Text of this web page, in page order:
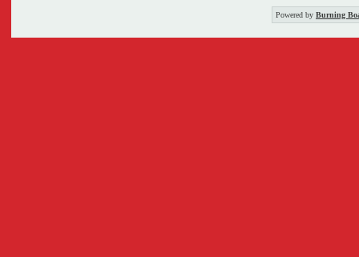
Powered by Burning